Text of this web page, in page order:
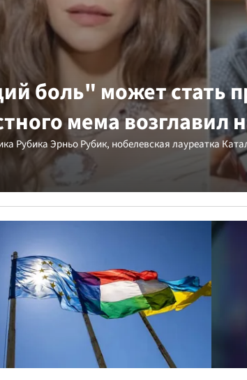
боль" может стать
мема возглавил
Рубика Эрньо Рубик, нобелевская лауреатка